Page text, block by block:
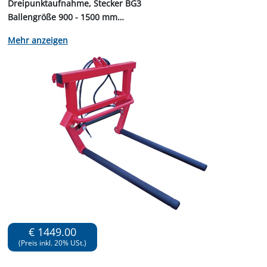
Dreipunktaufnahme, Stecker BG3
Ballengröße 900 - 1500 mm
bei Abholung,
Zustellgebühr 40,00 €
anzeigen
€ 1449.00
(Preis inkl. 20% USt.)